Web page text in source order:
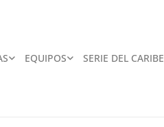
EQUIPOS SERIE DEL CARIBE